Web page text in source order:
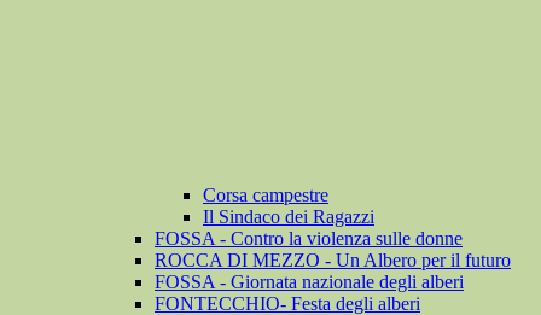
Corsa campestre
Il Sindaco dei Ragazzi
FOSSA - Contro la violenza sulle donne
ROCCA DI MEZZO - Un Albero per il futuro
FOSSA - Giornata nazionale degli alberi
FONTECCHIO- Festa degli alberi